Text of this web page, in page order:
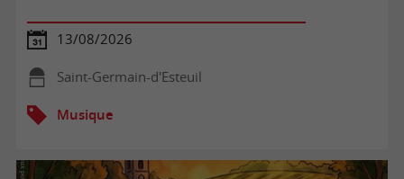
13/08/2026
Saint-Germain-d'Esteuil
Musique